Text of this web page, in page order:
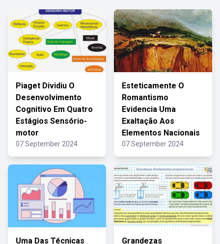
Piaget Dividiu O
Desenvolvimento
Cognitivo Em Quatro
Estágios Sensório-
motor
07 September 2024
Esteticamente O
Romantismo
Evidencia Uma
Exaltação Aos
Elementos Nacionais
07 September 2024
Uma Das Técnicas Grandezas